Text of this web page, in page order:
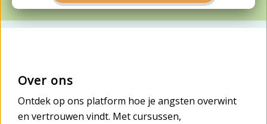
Over ons
Ontdek op ons platform hoe je angsten overwint
en vertrouwen vindt. Met cursussen,